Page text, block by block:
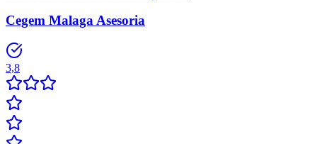
Cegem Malaga Asesoria
3,8